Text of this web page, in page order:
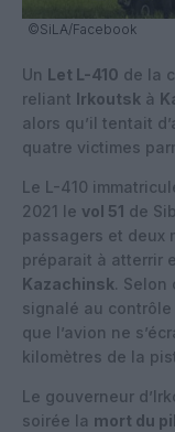
©SiLA/Facebook
Un Let L-410 de la
reliant Irkoutsk à
alors qu’il tentait
quatre victimes
Le L-410
2021 le vol 51 de
passagers et deux
préparait à atterrir
Kazachinsk. Selon
signalé au
que l’avion ne
kilomètres de la
Le gouverneur
soirée la mort du